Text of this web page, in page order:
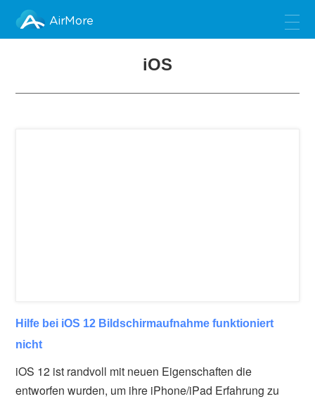
AirMore
iOS
Hilfe bei iOS 12 Bildschirmaufnahme funktioniert
nicht
iOS 12 ist randvoll mit neuen Eigenschaften die
entworfen wurden, um ihre iPhone/iPad Erfahrung zu